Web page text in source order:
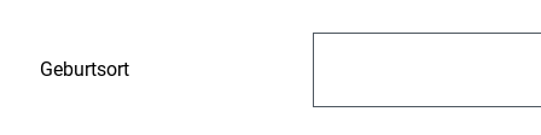
Geburtsort